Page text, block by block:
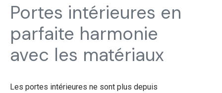
Portes intérieures en
parfaite harmonie
avec les matériaux
Les portes intérieures ne sont plus depuis